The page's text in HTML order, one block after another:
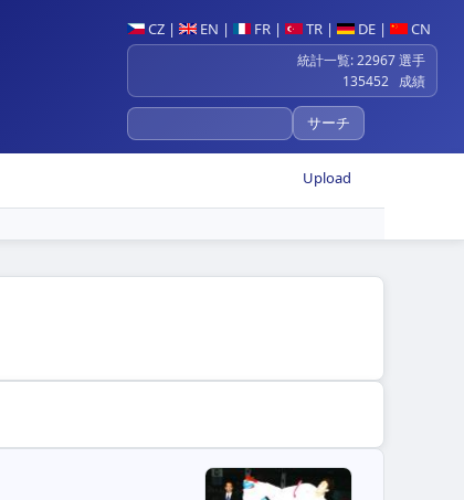
CZ | EN | FR | TR | DE | CN
統計一覧: 22967 選手
135452 成績
Upload